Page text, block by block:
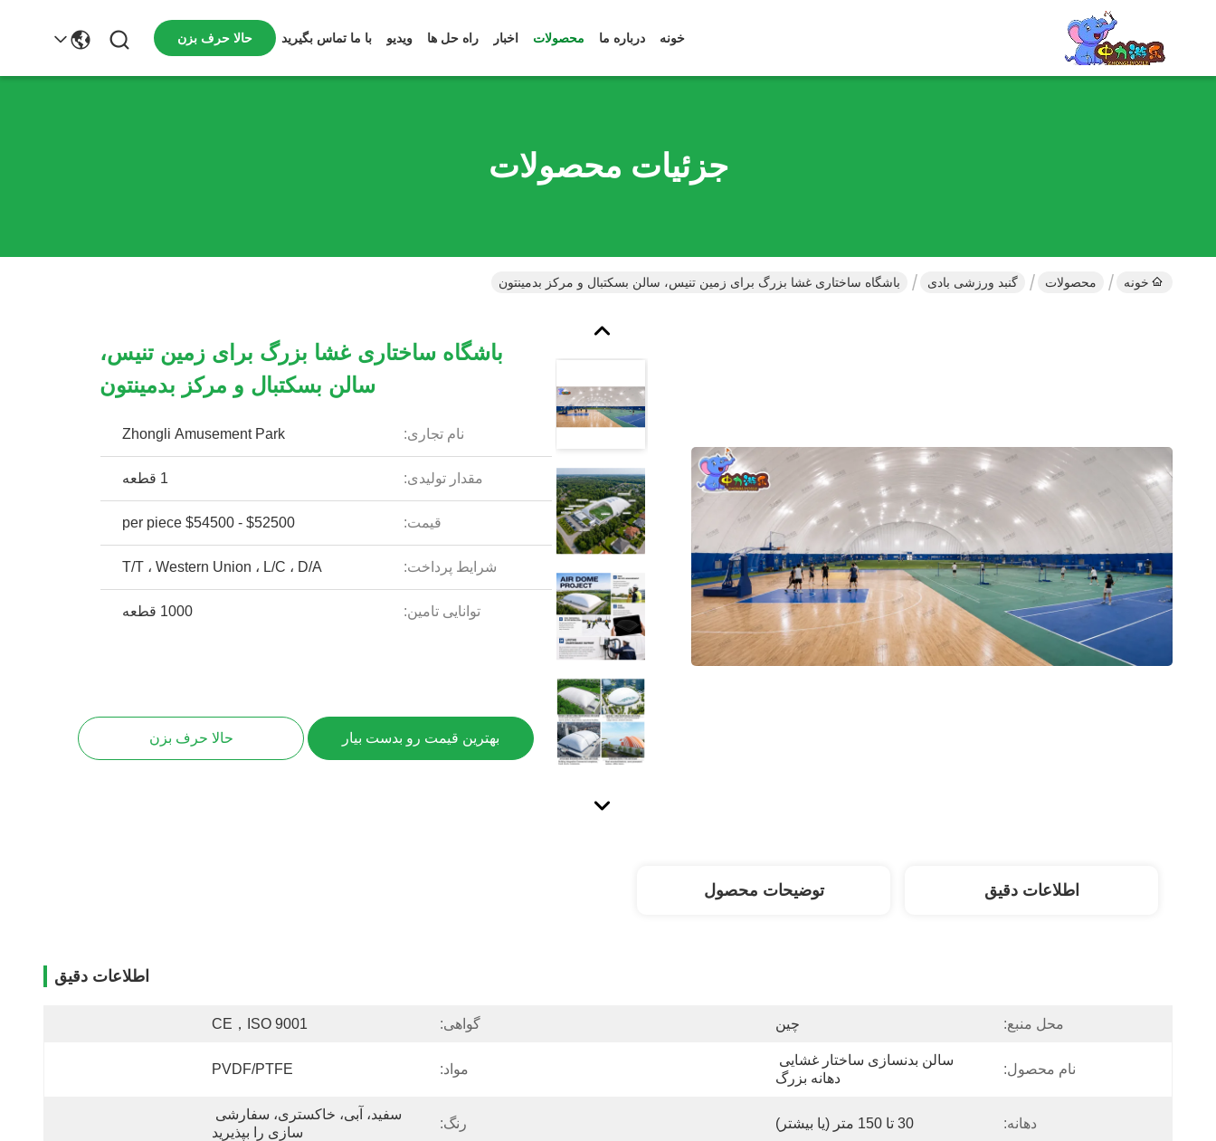
خونه درباره ما محصولات اخبار راه حل ها ویدیو با ما تماس بگیرید حالا حرف بزن
جزئیات محصولات
خونه محصولات گنبد ورزشی بادی باشگاه ساختاری غشا بزرگ برای زمین تنیس، سالن بسکتبال و مرکز بدمینتون
باشگاه ساختاری غشا بزرگ برای زمین تنیس،
سالن بسکتبال و مرکز بدمینتون
نام تجاری: Zhongli Amusement Park
مقدار تولیدی: 1 قطعه
قیمت: $52500 - $54500 per piece
شرایط پرداخت: T/T ، Western Union ، L/C ، D/A
توانایی تامین: 1000 قطعه
بهترین قیمت رو بدست بیار حالا حرف بزن
اطلاعات دقیق توضیحات محصول
اطلاعات دقیق
محل منبع: چین گواهی: CE，ISO 9001
نام محصول:
دهانه بزرگ
مواد: PVDF/PTFE
دهانه: 30 تا 150 متر (یا بیشتر) رنگ:
سازی را بپذیرید